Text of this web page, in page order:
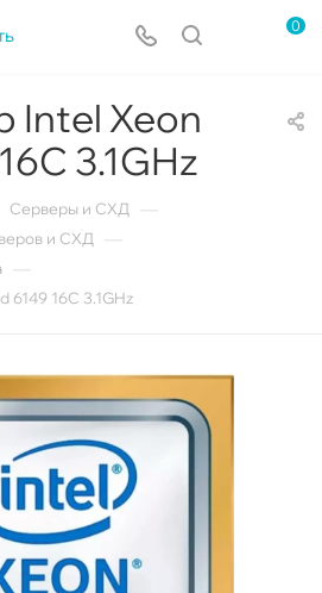
0
Intel Xeon
3.1GHz
Серверы и СХД
и СХД
6149 16С 3.1GHz